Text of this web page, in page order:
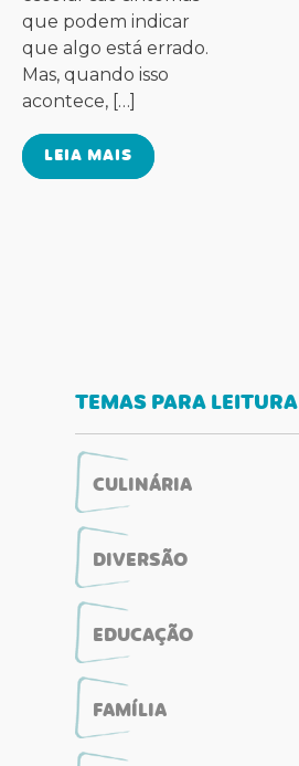
que podem indicar
que algo está errado.
Mas, quando isso
acontece, […]
LEIA MAIS
TEMAS PARA LEITURA
CULINÁRIA
DIVERSÃO
EDUCAÇÃO
FAMÍLIA